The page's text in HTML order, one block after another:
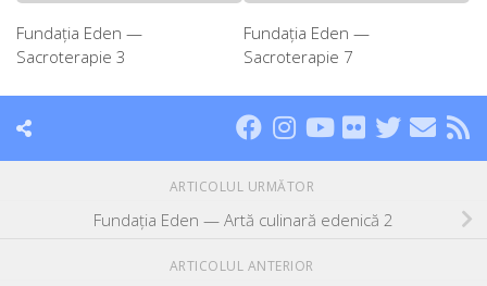
Fundația Eden —
Sacroterapie 3
Fundația Eden —
Sacroterapie 7
ARTICOLUL URMĂTOR
Fundația Eden — Artă culinară edenică 2
ARTICOLUL ANTERIOR